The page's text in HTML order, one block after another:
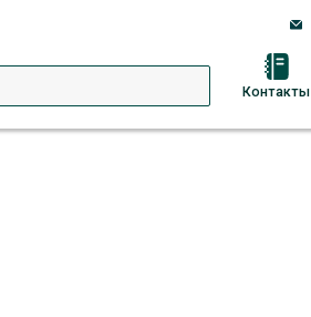
Контакты